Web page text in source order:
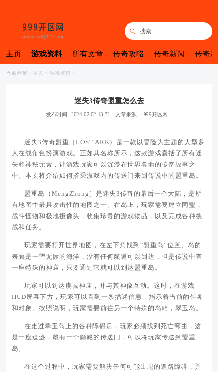
主页 游戏资料 所有文章 传奇攻略 传奇新闻 传奇
当前位置： 主页 > 游戏资料 >
迷失3传奇盟重怎么去
发布时间 : 2024-02-02 13:32 文章来源 ：999开区网
迷失3传奇盟重（LOST ARK）是一款以冒险为主题的大型多
人在线角色扮演游戏。正如其名称所示，这款游戏囊括了所有迷
失和神秘元素，让游戏玩家可以沉浸在世界各地的传奇故事之
中。本文将介绍如何搭乘游戏内的传送门来到传说中的盟重岛。
盟重岛（MengZhong）是迷失3传奇的最后一个大陆，是所
有地图中最具攻击性的地图之一。在岛上，玩家需要建立同盟，
战斗怪物和极地摄像头，收集珍贵的游戏物品，以及完成各种挑
战和任务。
玩家需要打开世界地图，在左下角找到“盟重岛”位置。岛的
表面是一望无际的海洋，没有任何航道可以到达，但是传说中有
一座特殊的神庙，只要通过它就可以到达盟重岛。
玩家可以到达虔诚神庙，并与其神像互动。这时，在游戏
HUD屏幕下方，玩家可以看到一条描述信息，指示着当前的任务
和对象。按照说明，玩家需要前往另一个特殊的岛屿，翠玉岛。
在走过翠玉岛上的各种障碍后，玩家必须找到死亡弯曲，这
是一座遗迹，藏有一个隐藏的传送门，可以将玩家传送到盟重
岛。
在这个过程中，玩家需要解决任何可能出现的道路障碍，并